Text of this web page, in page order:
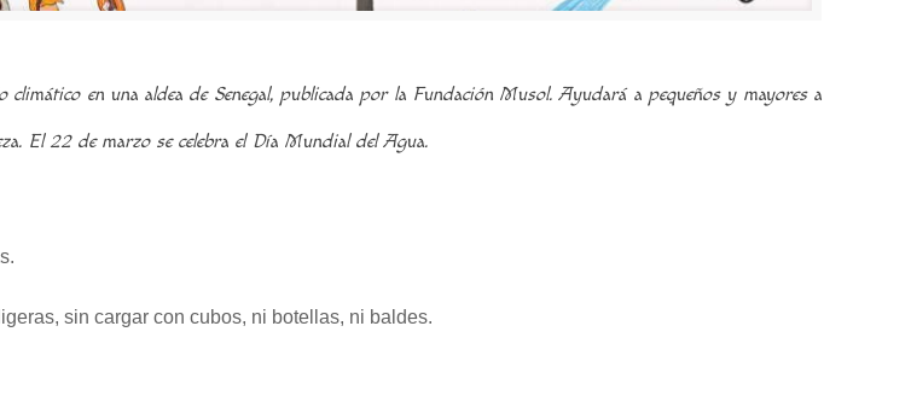
en una aldea de Senegal, publicada por la Fundación Musol. Ayudará a pequeños y mayores a
El 22 de marzo se celebra el Día Mundial del Agua.
sin cargar con cubos, ni botellas, ni baldes.